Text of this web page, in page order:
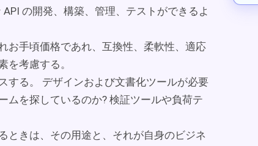
の開発、構築、管理、テストができるよ
お手頃価格であれ、互換性、柔軟性、適応
を考慮する。
する。 デザインおよび文書化ツールが必要
ムを探しているのか? 検証ツールや負荷テ
ときは、その用途と、それが自身のビジネ